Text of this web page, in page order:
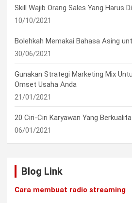
Skill Wajib Orang Sales Yang Harus
10/10/2021
Bolehkah Memakai Bahasa Asing
30/06/2021
Gunakan Strategi Marketing Mix
Omset Usaha Anda
21/01/2021
20 Ciri-Ciri Karyawan Yang
06/01/2021
Blog Link
Cara membuat radio streaming